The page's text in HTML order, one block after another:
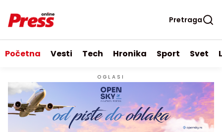
Pretraga
Početna Vesti Tech Hronika Sport Svet
OGLASI